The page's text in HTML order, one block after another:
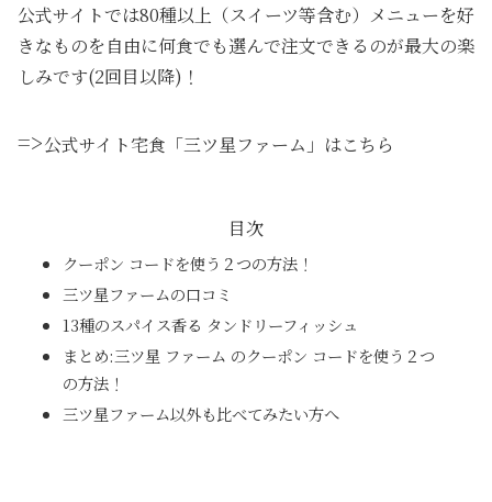
公式サイトでは80種以上（スイーツ等含む）メニューを好
きなものを自由に何食でも選んで注文できるのが最大の楽
しみです(2回目以降)！
=>公式サイト宅食「三ツ星ファーム」はこちら
目次
クーポン コードを使う２つの方法！
三ツ星ファームの口コミ
13種のスパイス香る タンドリーフィッシュ
まとめ:三ツ星 ファーム のクーポン コードを使う２つ
の方法！
三ツ星ファーム以外も比べてみたい方へ